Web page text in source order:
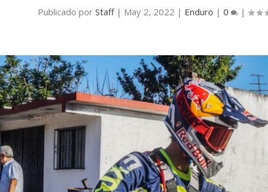
Publicado por Staff| May 2, 2022 | Enduro | 0 |